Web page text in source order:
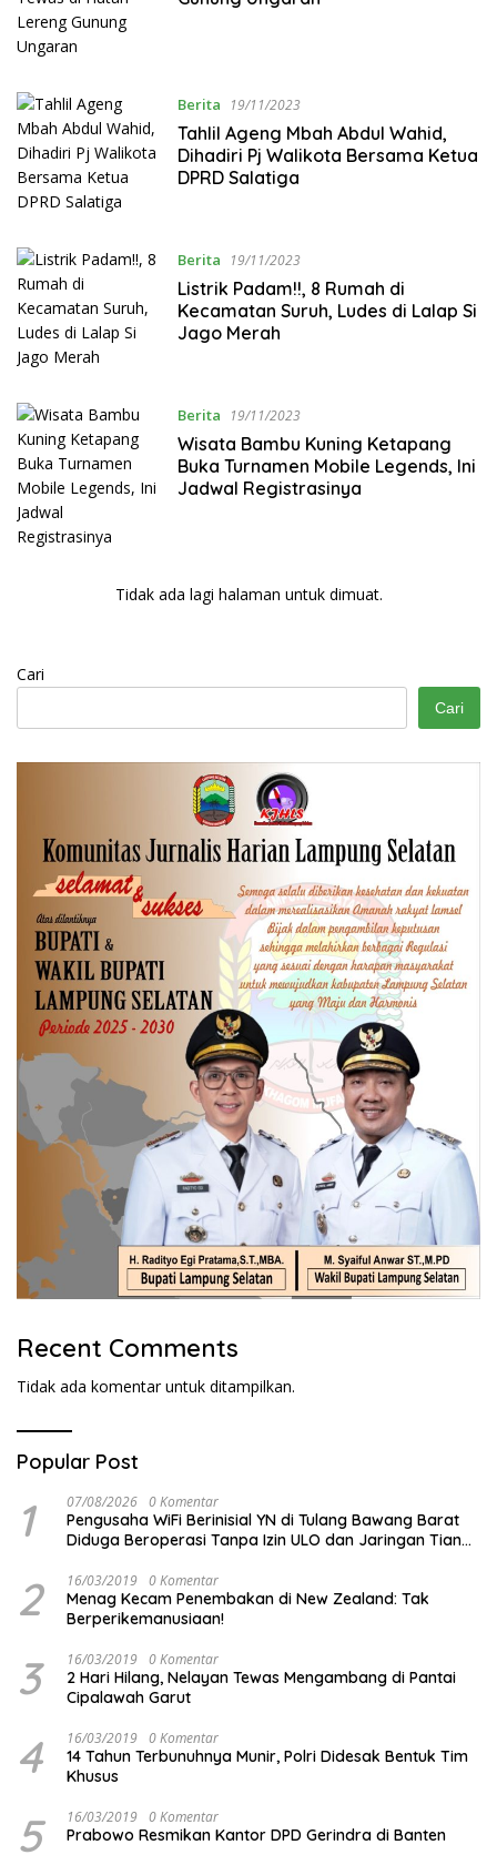
Berita 19/11/2023
Tahlil Ageng Mbah Abdul Wahid,
Dihadiri Pj Walikota Bersama Ketua
DPRD Salatiga
Berita 19/11/2023
Listrik Padam!!, 8 Rumah di
Kecamatan Suruh, Ludes di Lalap Si
Jago Merah
Berita 19/11/2023
Wisata Bambu Kuning Ketapang
Buka Turnamen Mobile Legends, Ini
Jadwal Registrasinya
Tidak ada lagi halaman untuk dimuat.
Cari
Cari
Recent Comments
Tidak ada komentar untuk ditampilkan.
Popular Post
1 07/08/2026 0 Komentar
Pengusaha WiFi Berinisial YN di Tulang Bawang Barat
Diduga Beroperasi Tanpa Izin ULO dan Jaringan Tiang
2 16/03/2019 0 Komentar
Menag Kecam Penembakan di New Zealand: Tak
Berperikemanusiaan!
3 16/03/2019 0 Komentar
2 Hari Hilang, Nelayan Tewas Mengambang di Pantai
Cipalawah Garut
4 16/03/2019 0 Komentar
14 Tahun Terbunuhnya Munir, Polri Didesak Bentuk Tim
Khusus
5 16/03/2019 0 Komentar
Prabowo Resmikan Kantor DPD Gerindra di Banten